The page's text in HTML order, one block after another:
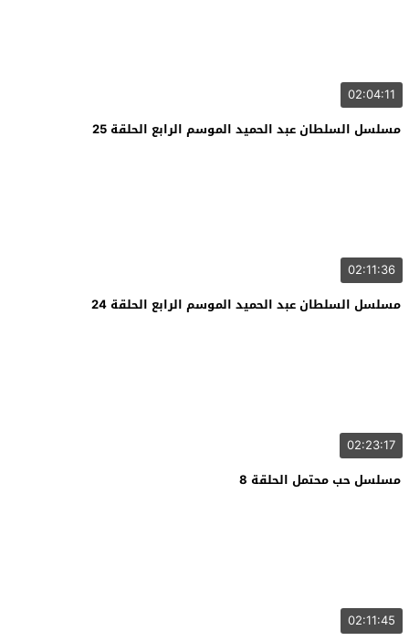
02:04:11
مسلسل السلطان عبد الحميد الموسم الرابع الحلقة 25
02:11:36
مسلسل السلطان عبد الحميد الموسم الرابع الحلقة 24
02:23:17
مسلسل حب محتمل الحلقة 8
02:11:45